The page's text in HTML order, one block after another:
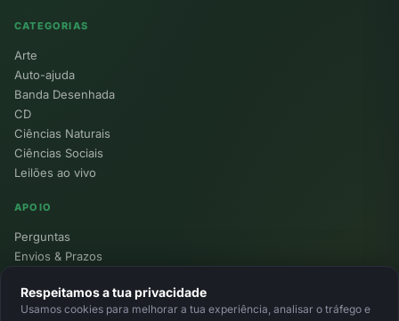
CATEGORIAS
Arte
Auto-ajuda
Banda Desenhada
CD
Ciências Naturais
Ciências Sociais
Leilões ao vivo
APOIO
Perguntas
Envios & Prazos
Devoluções
Minha Conta
Respeitamos a tua privacidade
Usamos cookies para melhorar a tua experiência, analisar o tráfego e